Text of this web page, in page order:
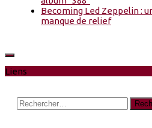
Becoming Led Zeppelin :
manque de relief
Liens
Rechercher :